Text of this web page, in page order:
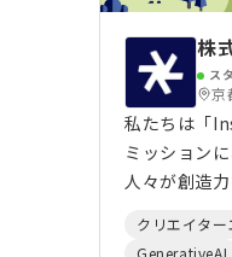
株
ス
京
私たちは「
ミッション
人々が創造
ティ・スト
クリエイタ
GenerativeAI